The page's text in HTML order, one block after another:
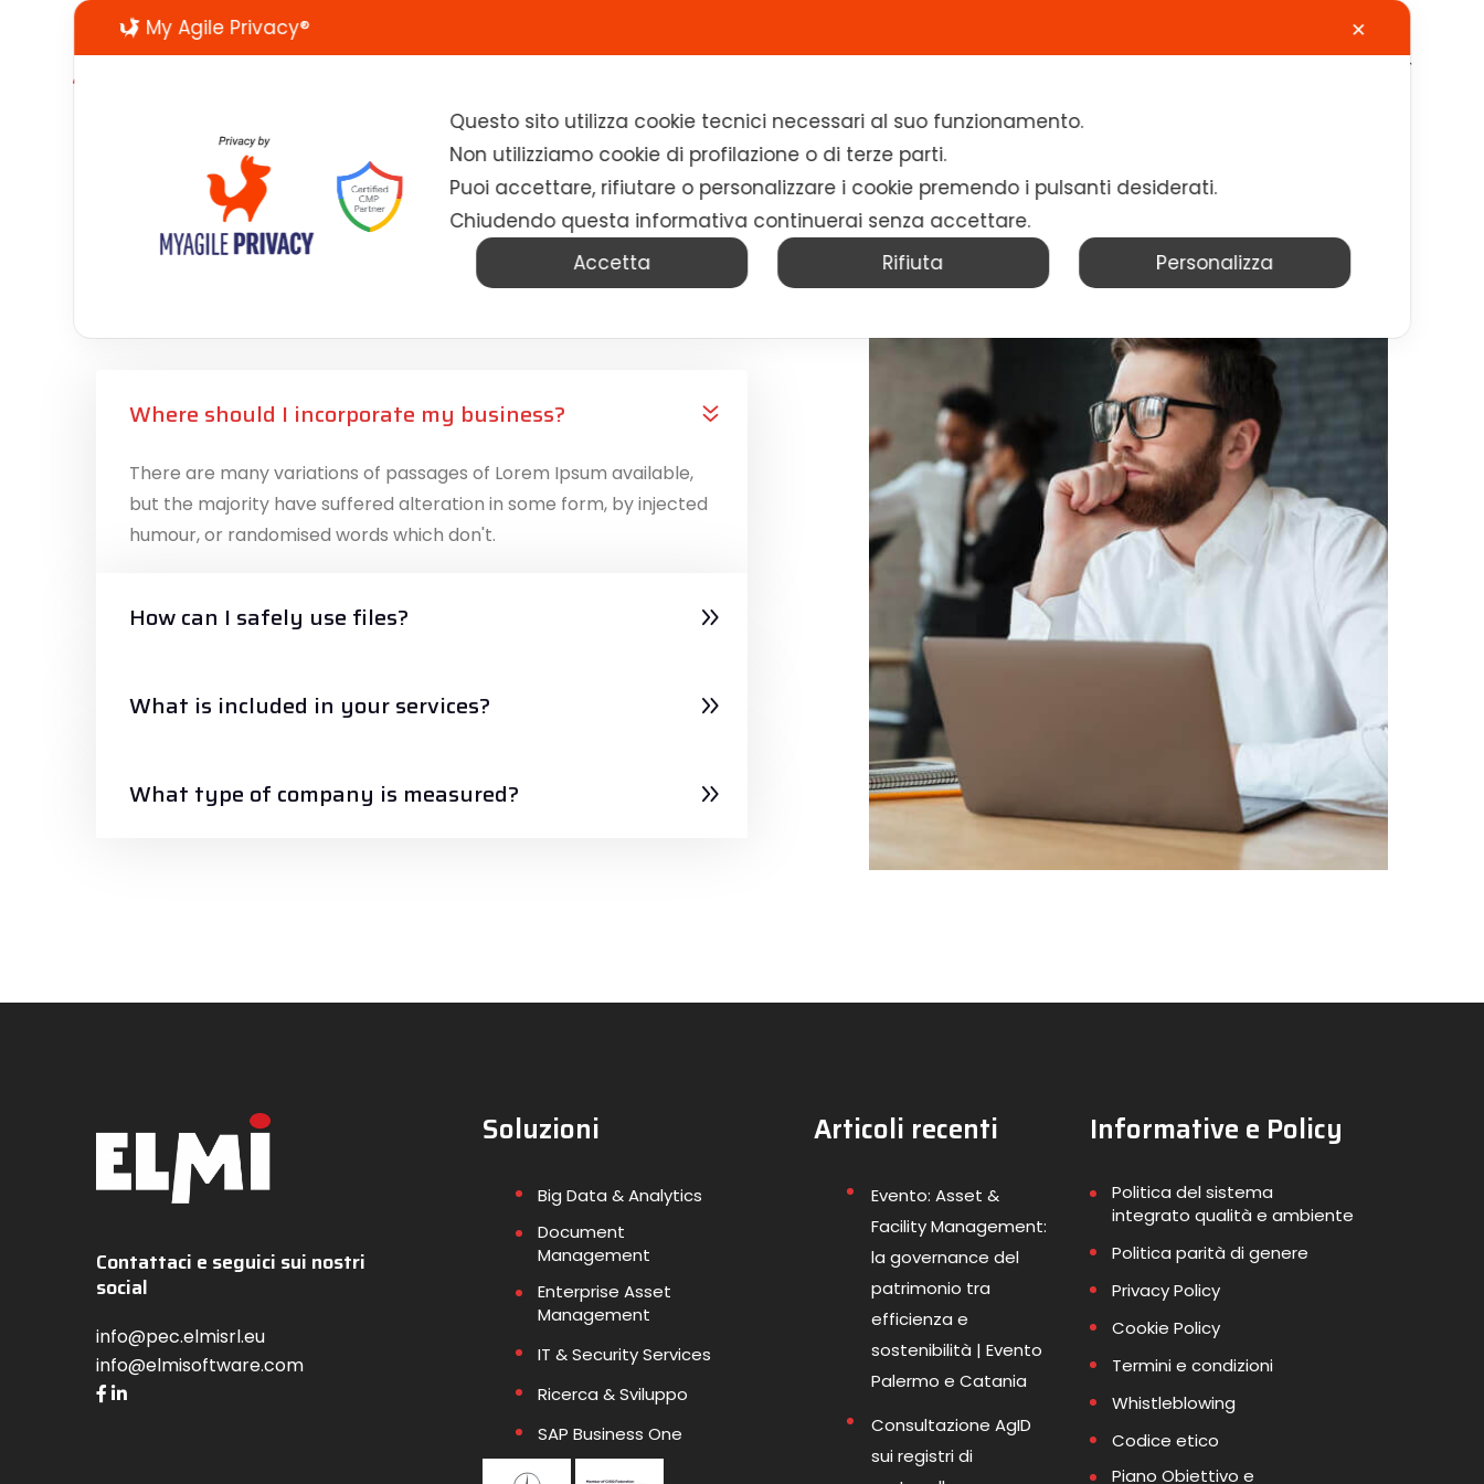
Home Chi siamo Soluzioni News Calendario Contatti Lavora con noi
Frequently Asked Questions?
Where should I incorporate my business?
There are many variations of passages of Lorem Ipsum available,
but the majority have suffered alteration in some form, by injected
humour, or randomised words which don't.
How can I safely use files?
What is included in your services?
What type of company is measured?
Contattaci e seguici sui nostri
social
info@pec.elmisrl.eu
info@elmisoftware.com
Soluzioni
Big Data & Analytics
Document
Management
Enterprise Asset
Management
IT & Security Services
Ricerca & Sviluppo
SAP Business One
Articoli recenti
Evento: Asset &
Facility Management:
la governance del
patrimonio tra
efficienza e
sostenibilità | Evento
Palermo e Catania
Consultazione AgID
sui registri di
Informative e Policy
Politica del sistema
integrato qualità e ambiente
Politica parità di genere
Privacy Policy
Cookie Policy
Termini e condizioni
Whistleblowing
Codice etico
Piano Obiettivo e
My Agile Privacy® ✕
Questo sito utilizza cookie tecnici necessari al suo funzionamento.
Non utilizziamo cookie di profilazione o di terze parti.
Puoi accettare, rifiutare o personalizzare i cookie premendo i pulsanti desiderati.
Chiudendo questa informativa continuerai senza accettare.
Accetta
Rifiuta Personalizza